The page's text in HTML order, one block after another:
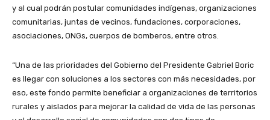
y al cual podrán postular comunidades indígenas, organizaciones
comunitarias, juntas de vecinos, fundaciones, corporaciones,
asociaciones, ONGs, cuerpos de bomberos, entre otros.
“Una de las prioridades del Gobierno del Presidente Gabriel Boric
es llegar con soluciones a los sectores con más necesidades, por
eso, este fondo permite beneficiar a organizaciones de territorios
rurales y aislados para mejorar la calidad de vida de las personas